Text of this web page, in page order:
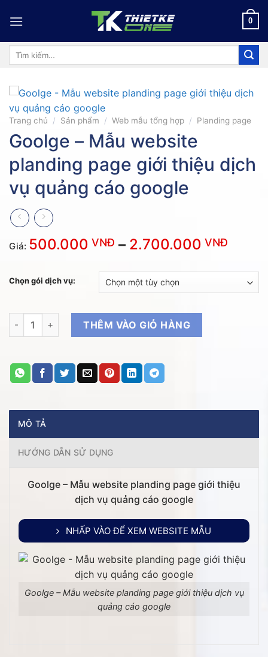
0
Tìm
Trang chủ / Sản phẩm / Web mẫu tổng hợp / Planding page
Goolge – Mẫu website
planding page giới thiệu dịch
vụ quảng cáo google
Giá: 500.000 VNĐ – 2.700.000 VNĐ
từ
Chọn gói dịch vụ:
Goolge - Mẫu website planding page giới thiệu dịch vụ quảng
THÊM VÀO GIỎ HÀNG
MÔ TẢ
HƯỚNG DẪN SỬ DỤNG
Goolge – Mẫu website planding page giới thiệu
dịch vụ quảng cáo google
NHẤP VÀO ĐỂ XEM WEBSITE MẪU
Goolge – Mẫu website planding page giới thiệu dịch vụ
quảng cáo google